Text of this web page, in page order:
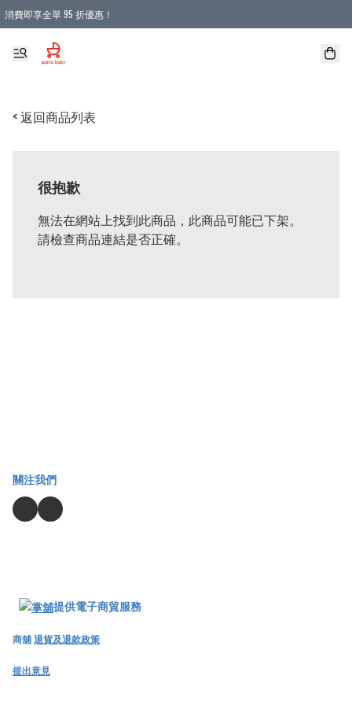
消費即享全單 95 折優惠！
購物滿 HKD 900.00即享免運費優惠！（適用於 本地送貨、本地取貨 )
< 返回商品列表
很抱歉
無法在網站上找到此商品，此商品可能已下架。
請檢查商品連結是否正確。
關注我們
提供電子商貿服務
商舖退貨及退款政策
提出意見